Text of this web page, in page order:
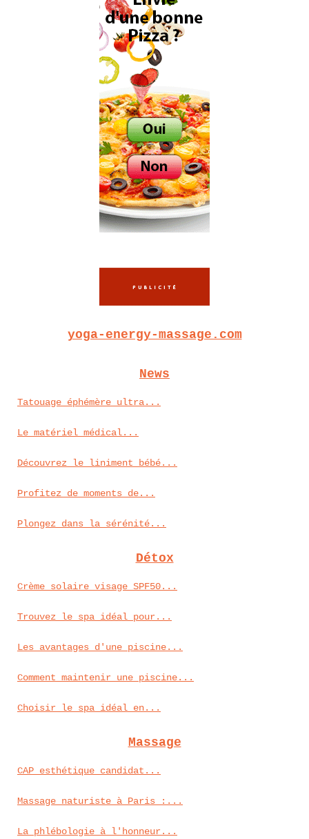
yoga-energy-massage.com
News
Tatouage éphémère ultra...
Le matériel médical...
Découvrez le liniment bébé...
Profitez de moments de...
Plongez dans la sérénité...
Détox
Crème solaire visage SPF50...
Trouvez le spa idéal pour...
Les avantages d'une piscine...
Comment maintenir une piscine...
Choisir le spa idéal en...
Massage
CAP esthétique candidat...
Massage naturiste à Paris :...
La phlébologie à l'honneur...